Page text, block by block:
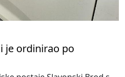
je ordinirao po